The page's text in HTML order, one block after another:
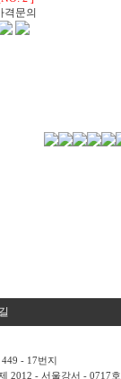
격문의
- 17번지
2012 - 서울강서 - 0717호